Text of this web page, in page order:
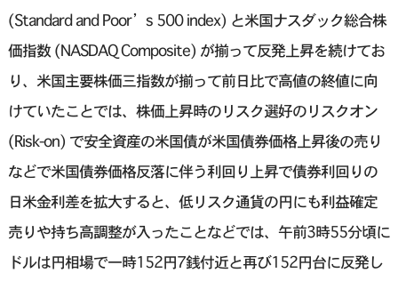
(Standard and Poor’s 500 index) と米国ナスダック総合株
価指数 (NASDAQ Composite) が揃って反発上昇を続けてお
り、米国主要株価三指数が揃って前日比で高値の終値に向
けていたことでは、株価上昇時のリスク選好のリスクオン
(Risk-on) で安全資産の米国債が米国債券価格上昇後の売り
などで米国債券価格反落に伴う利回り上昇で債券利回りの
日米金利差を拡大すると、低リスク通貨の円にも利益確定
売りや持ち高調整が入ったことなどでは、午前3時55分頃に
ドルは円相場で一時152円7銭付近と再び152円台に反発し